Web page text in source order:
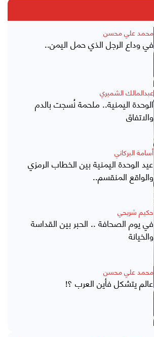
محمد علي محسن
في وداع الرجل الذي حمل اليمن..
عبدالمالك الشميري
الوحدة اليمنية.. ملحمة نُسجت بالدم
والاتفاق
أسامة البركاني
عيد الوحدة اليمنية بين الخطاب الرمزي
والواقع المنقسم..
حكيم شريحي
في يوم الصحافة .. الحبر بين القداسة
والخيانة
محمد علي محسن
عالم يتشكل فأين العرب ؟!